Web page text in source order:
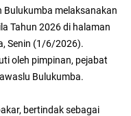
Bulukumba melaksanakan
Tahun 2026 di halaman
Senin (1/6/2026).
oleh pimpinan, pejabat
Bulukumba.
bertindak sebagai